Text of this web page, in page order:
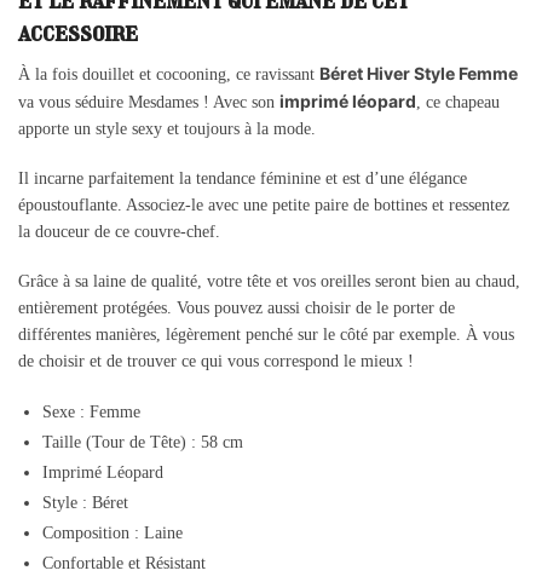
accessoire
À la fois douillet et cocooning, ce ravissant Béret Hiver Style Femme
va vous séduire Mesdames ! Avec son imprimé léopard , ce chapeau
apporte un style sexy et toujours à la mode.
Il incarne parfaitement la tendance féminine et est d’une élégance
époustouflante. Associez-le avec une petite paire de bottines et ressentez
la douceur de ce couvre-chef.
Grâce à sa laine de qualité, votre tête et vos oreilles seront bien au chaud,
entièrement protégées. Vous pouvez aussi choisir de le porter de
différentes manières, légèrement penché sur le côté par exemple. À vous
de choisir et de trouver ce qui vous correspond le mieux !
Sexe : Femme
Taille (Tour de Tête) : 58 cm
Imprimé Léopard
Style : Béret
Composition : Laine
Confortable et Résistant